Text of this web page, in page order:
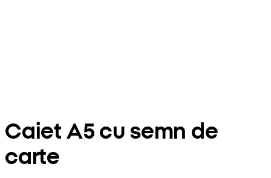
Caiet A5 cu semn de
carte